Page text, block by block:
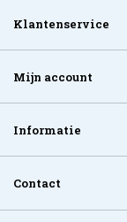
Klantenservice
Mijn account
Informatie
Contact